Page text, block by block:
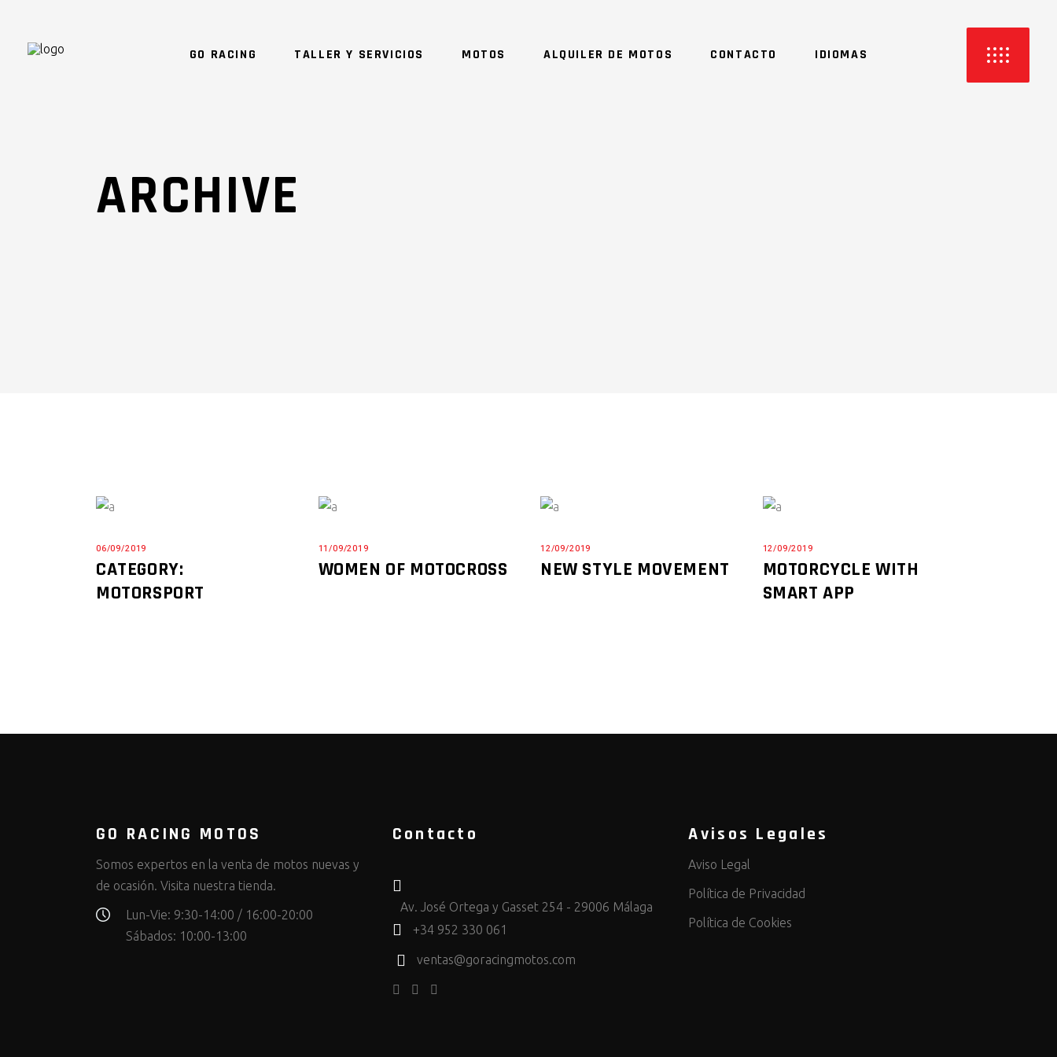
GO RACING TALLER Y SERVICIOS MOTOS ALQUILER DE MOTOS CONTACTO IDIOMAS
ARCHIVE
06/09/2019
CATEGORY:
MOTORSPORT
11/09/2019
WOMEN OF MOTOCROSS
12/09/2019
NEW STYLE MOVEMENT
12/09/2019
MOTORCYCLE WITH
SMART APP
GO RACING MOTOS
Somos expertos en la venta de motos nuevas y
de ocasión. Visita nuestra tienda.
Lun-Vie: 9:30-14:00 / 16:00-20:00
Sábados: 10:00-13:00
Contacto
Av. José Ortega y Gasset 254 - 29006 Málaga
+34 952 330 061
ventas@goracingmotos.com
Avisos Legales
Aviso Legal
Política de Privacidad
Política de Cookies